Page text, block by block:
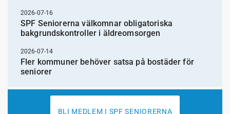
2026-07-16
SPF Seniorerna välkomnar obligatoriska
bakgrundskontroller i äldreomsorgen
2026-07-14
Fler kommuner behöver satsa på bostäder för
seniorer
BLI MEDLEM I SPF SENIORERNA